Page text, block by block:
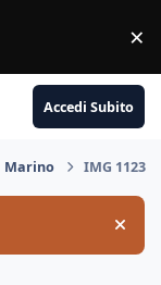
×
Accedi Subito
Marino IMG 1123
Hide